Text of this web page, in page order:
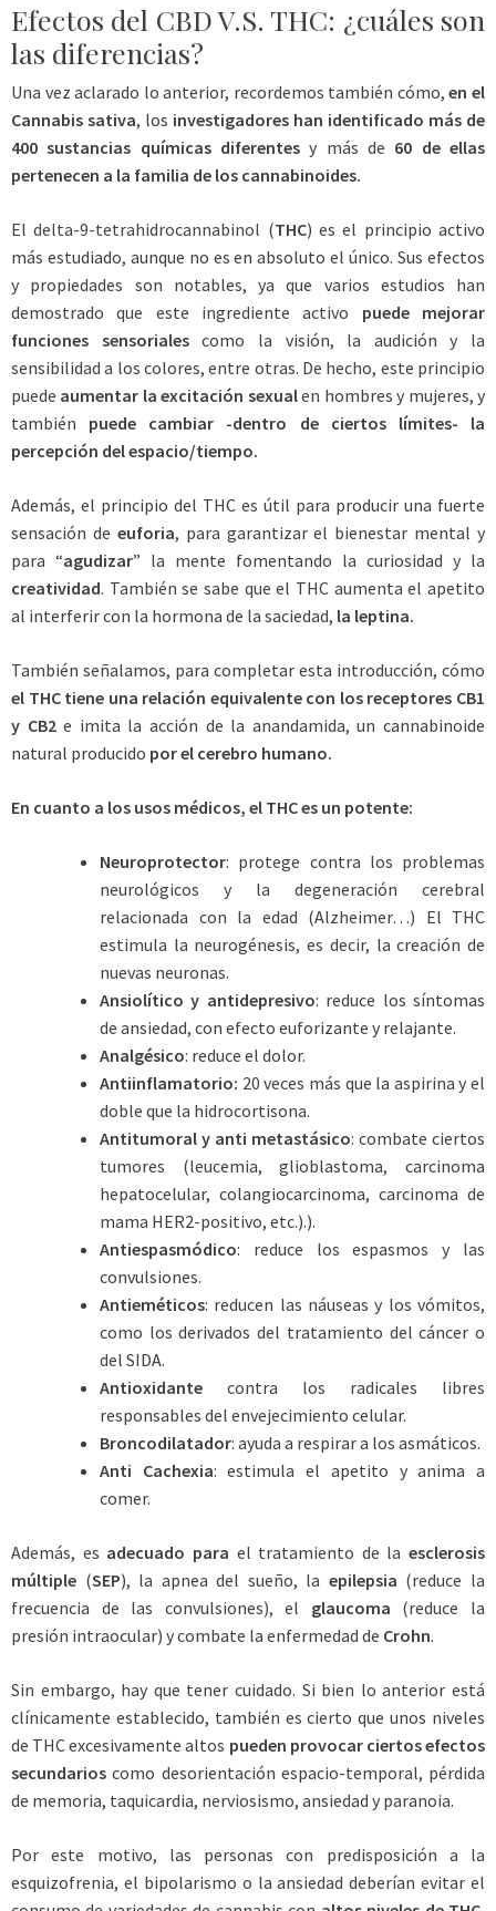
Efectos del CBD V.S. THC: ¿cuáles son
las diferencias?
Una vez aclarado lo anterior, recordemos también cómo,en el
Cannabis sativa, los investigadores han identificado más de
400 sustancias químicas diferentesy más de 60 de ellas
pertenecen a la familia de los cannabinoides.
Eldelta-9-tetrahidrocannabinol (THC) es el principio activo
más estudiado, aunque no es en absoluto el único. Sus efectos
y propiedades son notables, ya que varios estudios han
demostrado que este ingrediente activo puede mejorar
funciones sensorialescomo la visión, la audición y la
sensibilidad a los colores, entre otras. De hecho, este principio
puede aumentar la excitación sexualen hombres y mujeres, y
también puede cambiar -dentro de ciertos límites- la
percepción del espacio/tiempo.
Además, el principio del THC es útil para producir una fuerte
sensación de euforia, para garantizar el bienestar mental y
para “agudizar” la mente fomentando la curiosidad y la
creatividad. También se sabe que el THC aumenta el apetito
al interferir con la hormona de la saciedad, la leptina.
También señalamos, para completar esta introducción, cómo
el THC tiene una relación equivalente con los receptores CB1
y CB2e imita la acción de la anandamida, un cannabinoide
natural producido por el cerebro humano.
En cuanto a los usos médicos, el THC es un potente:
Neuroprotector: protege contra los problemas
neurológicos y la degeneración cerebral
relacionada con la edad (Alzheimer…) El THC
estimula la neurogénesis, es decir, la creación de
nuevas neuronas.
Ansiolítico y antidepresivo: reduce los síntomas
de ansiedad, con efecto euforizante y relajante.
Analgésico: reduce el dolor.
Antiinflamatorio: 20 veces más que la aspirina y el
doble que la hidrocortisona.
Antitumoral y anti metastásico: combate ciertos
tumores (leucemia, glioblastoma, carcinoma
hepatocelular, colangiocarcinoma, carcinoma de
mama HER2-positivo, etc.).).
Antiespasmódico: reduce los espasmos y las
convulsiones.
Antieméticos: reducen las náuseas y los vómitos,
como los derivados del tratamiento del cáncer o
del SIDA.
Antioxidante contra los radicales libres
responsables del envejecimiento celular.
Broncodilatador: ayuda a respirar a los asmáticos.
Anti Cachexia: estimula el apetito y anima a
comer.
Además, es adecuado para el tratamiento de la esclerosis
múltiple (SEP), la apnea del sueño, la epilepsia (reduce la
frecuencia de las convulsiones), el glaucoma (reduce la
presión intraocular) y combate la enfermedad de Crohn.
Sin embargo, hay que tener cuidado. Si bien lo anterior está
clínicamente establecido, también es cierto que unos niveles
de THC excesivamente altos pueden provocar ciertos efectos
secundarios como desorientación espacio-temporal, pérdida
de memoria, taquicardia, nerviosismo, ansiedad y paranoia.
Por este motivo, las personas con predisposición a la
esquizofrenia, el bipolarismo o la ansiedad deberían evitar el